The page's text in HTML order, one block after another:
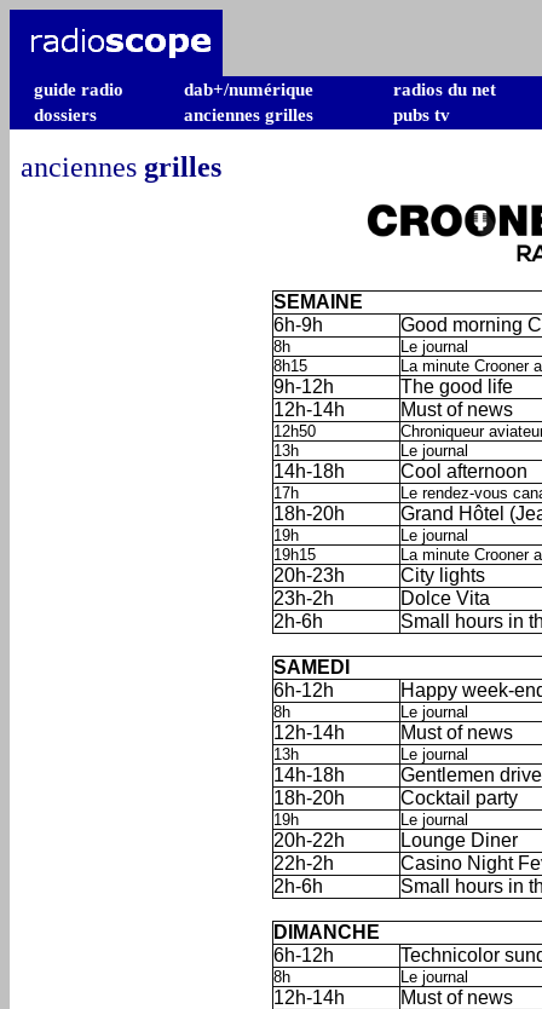
guide radio dab+/numérique
radios du net
dossiers
anciennes grilles pubs tv
anciennes grilles
SEMAINE
6h-9h
Good morning
8h
Le journal
8h15
La minute Crooner
9h-12h
The good life
12h-14h
Must of news
12h50
Chroniqueur
13h
Le journal
14h-18h Cool afternoon
17h Le rendez-vous
18h-20h Grand Hôtel
19h
Le journal
19h15
La minute Crooner
20h-23h
City lights
23h-2h
Dolce Vita
2h-6h
Small hours in
SAMEDI
6h-12h
Happy week-
8h Le journal
12h-14h Must of news
13h Le journal
14h-18h
Gentlemen
18h-20h
Cocktail party
19h Le journal
20h-22h
Lounge Diner
22h-2h
Casino Night
2h-6h
Small hours in
DIMANCHE
6h-12h
Technicolor
8h Le journal
12h-14h Must of news